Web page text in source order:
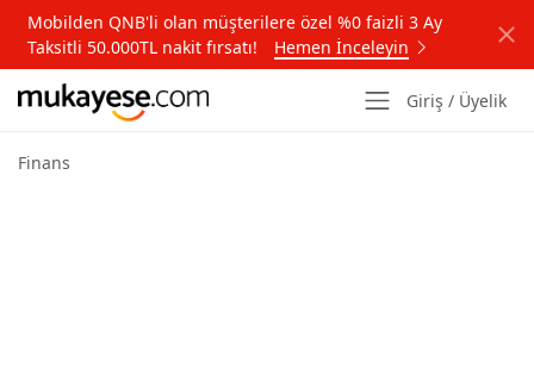
Mobilden QNB'li olan müşterilere özel %0 faizli 3 Ay
Taksitli 50.000TL nakit fırsatı!
Hemen İnceleyin
Giriş / Üyelik
Finans